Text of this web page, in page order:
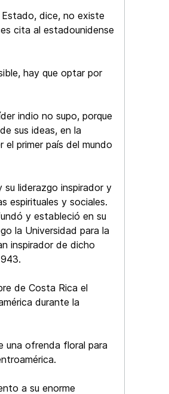
dice, no existe
cita al estadounidense
hay que optar por
indio no supo, porque
sus ideas, en la
primer país del mundo
liderazgo inspirador y
espirituales y sociales.
y estableció en su
la Universidad para la
inspirador de dicho
de Costa Rica el
durante la
una ofrenda floral para
a su enorme